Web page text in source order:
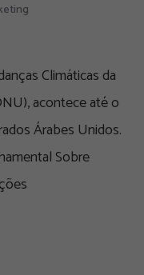
Climáticas da
acontece até o
Árabes Unidos.
Sobre